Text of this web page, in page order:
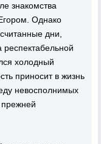
знакомства
Однако
дни,
респектабельной
холодный
приносит в жизнь
невосполнимых